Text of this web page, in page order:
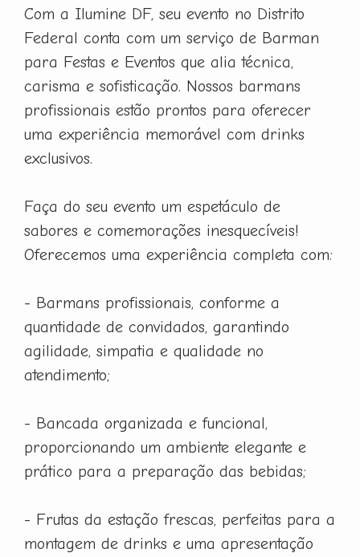
Com a Ilumine DF, seu evento no Distrito
Federal conta com um serviço de Barman
para Festas e Eventos que alia técnica,
carisma e sofisticação. Nossos barmans
profissionais estão prontos para oferecer
uma experiência memorável com drinks
exclusivos.
Faça do seu evento um espetáculo de
sabores e comemorações inesquecíveis!
Oferecemos uma experiência completa com:
- Barmans profissionais, conforme a
quantidade de convidados, garantindo
agilidade, simpatia e qualidade no
atendimento;
- Bancada organizada e funcional,
proporcionando um ambiente elegante e
prático para a preparação das bebidas;
- Frutas da estação frescas, perfeitas para a
montagem de drinks e uma apresentação